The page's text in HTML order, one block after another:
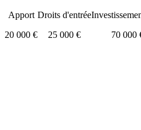
Apport
20 000 €
Droits d'entrée
25 000 €
70 000